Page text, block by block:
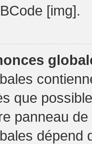
[img].
que
panneau
dépend